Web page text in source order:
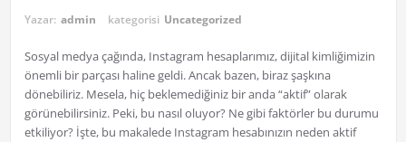
Yazar: admin kategorisi Uncategorized
Sosyal medya çağında, Instagram hesaplarımız, dijital kimliğimizin
önemli bir parçası haline geldi. Ancak bazen, biraz şaşkına
dönebiliriz. Mesela, hiç beklemediğiniz bir anda “aktif” olarak
görünebilirsiniz. Peki, bu nasıl oluyor? Ne gibi faktörler bu durumu
etkiliyor? İşte, bu makalede Instagram hesabınızın neden aktif